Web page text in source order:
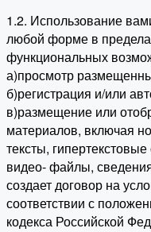
1.2. Использование
любой форме в
функциональных
а)просмотр
б)регистрация и/или
в)размещение или
материалов, включая
тексты,
видео- файлы,
создает договор на
соответствии с
кодекса Российской